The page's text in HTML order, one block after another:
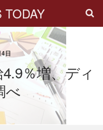
TODAY
日
％増、ディ
べ